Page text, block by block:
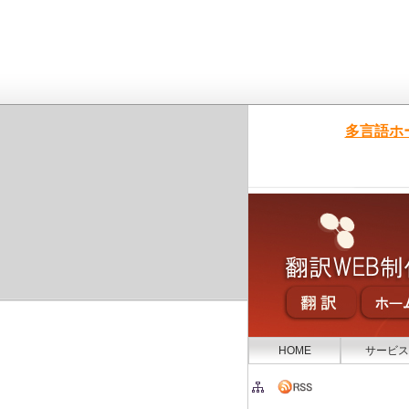
多言語ホ
HOME サービ